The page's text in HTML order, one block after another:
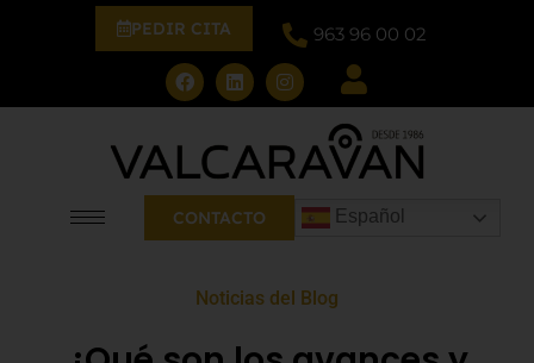
PEDIR CITA 963 96 00 02
CONTACTO Español
Noticias del Blog